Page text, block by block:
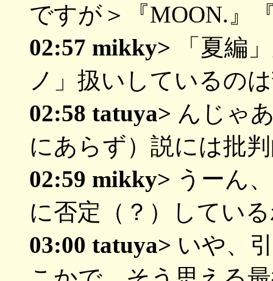
ですが＞『MOON.』
02:57 mikky> 「夏編
ノ」扱いしているの
02:58 tatuya> んじゃ
にあらず）説には批
02:59 mikky> うーん
に否定（？）してい
03:00 tatuya> いや、